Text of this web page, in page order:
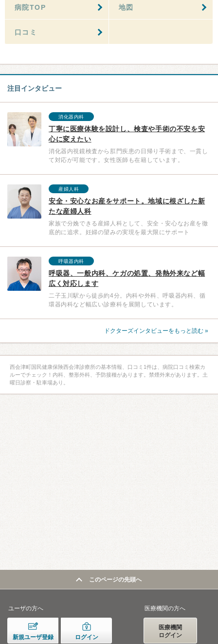
病院TOP 地図
口コミ
注目インタビュー
消化器内科
丁寧に医療体験を設計し、検査や手術の不安を安
心に変えたい
消化器内視鏡検査から肛門疾患の日帰り手術まで、一貫し
て対応が可能です。女性医師も在籍しています。
産婦人科
安全・安心なお産をサポート。地域に根ざした新
たな産婦人科
家族で分娩できる産婦人科として、安全・安心なお産を徹
底的に追求。妊婦の望みの実現を最大限にサポート
呼吸器内科
呼吸器、一般内科、ケガの処置、発熱外来など幅
広く対応します
二子玉川駅から徒歩約4分。内科や外科、呼吸器内科、循
環器内科など幅広い診療科を展開しています。
ドクターズインタビューをもっと読む »
西会津町国民健康保険西会津診療所の基本情報、口コミ1件は、病院口コミ検索カ
ルーでチェック！内科、整形外科、予防接種があります。禁煙外来があります。土
曜日診察・駐車場あり。
このページの先頭へ
ユーザの方へ
新規ユーザ登録 ログイン
医療機関の方へ
医療機関
ログイン